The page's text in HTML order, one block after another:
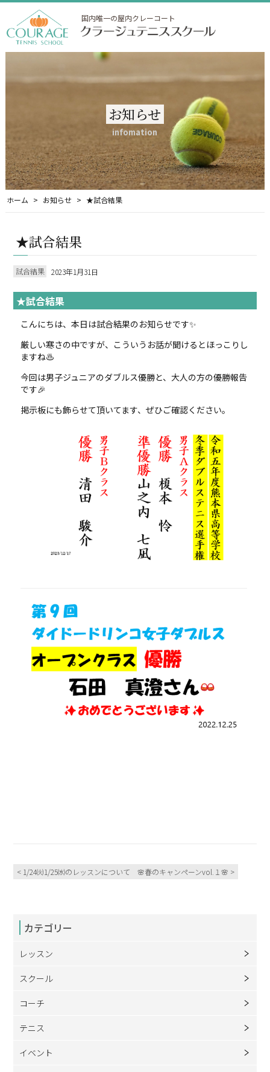
国内唯一の屋内クレーコート
お知らせ
infomation
ホーム お知らせ ★試合結果
★試合結果
試合結果 2023年1月31日
★試合結果
こんにちは、本日は試合結果のお知らせです✨
厳しい寒さの中ですが、こういうお話が聞けるとほっこりし
ますね♨
今回は男子ジュニアのダブルス優勝と、大人の方の優勝報告
です🎉
掲示板にも飾らせて頂いてます、ぜひご確認ください。
< 1/24㈫1/25㈬のレッスンについて 🌸春のキャンペーンvol.１🌸 >
カテゴリー
レッスン
スクール
コーチ
テニス
イベント